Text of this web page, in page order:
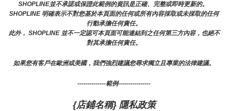
SHOPLINE並不承諾或保證此範例的資訊是正確、完整或即時更新的。
SHOPLINE 明確表示不對您基於本頁面的任何或所有內容採取或未採取的任何
行動承擔任何責任。
此外， SHOPLINE 並不一定認可本頁面可能連結到之任何第三方內容，也絕不
對其承擔任何責任。
如果您有客戶在歐洲或美國，我們強烈建議您尋求獨立且專業的法律建議。
--------------範例----------------
{店鋪名稱} 隱私政策